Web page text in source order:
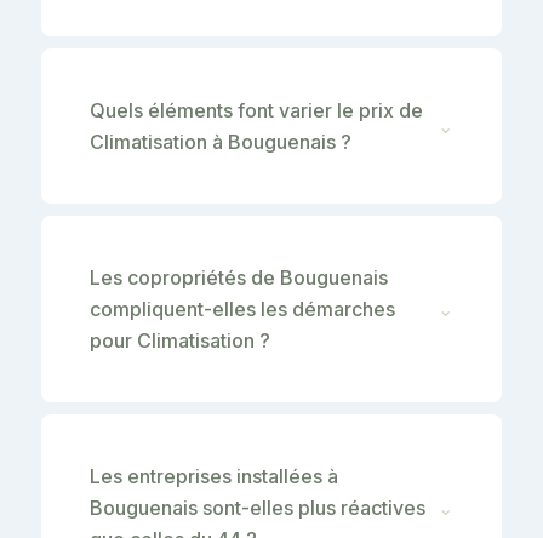
Quels éléments font varier le prix de
Climatisation à Bouguenais ?
⌄
Les copropriétés de Bouguenais
compliquent-elles les démarches
pour Climatisation ?
⌄
Les entreprises installées à
Bouguenais sont-elles plus réactives
⌄